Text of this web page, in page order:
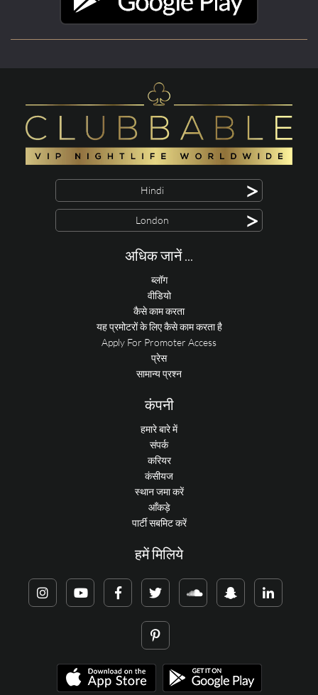
Hindi >
London >
अधिक जानें ...
ब्लॉग
वीडियो
कैसे काम करता
यह प्रमोटरों के लिए कैसे काम करता है
Apply For Promoter Access
प्रेस
सामान्य प्रश्न
कंपनी
हमारे बारे में
संपर्क
करियर
कंसीयज
स्थान जमा करें
आँकड़े
पार्टी सबमिट करें
हमें मिलिये